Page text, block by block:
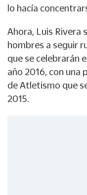
lo hacía
Ahora, Luis Rivera
hombres a seguir
que se celebrarán
año 2016, con una
de Atletismo que
2015.